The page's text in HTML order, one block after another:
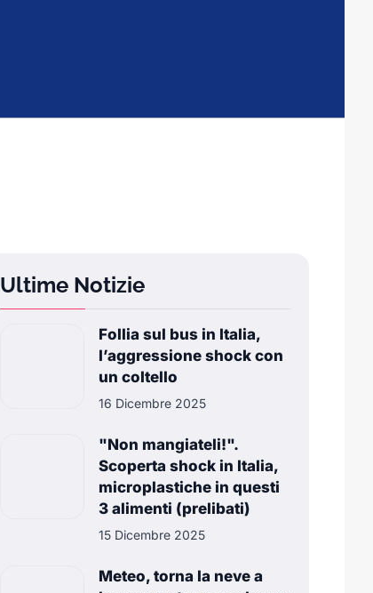
Ultime Notizie
Follia sul bus in Italia,
l’aggressione shock con
un coltello
16 Dicembre 2025
"Non mangiateli!".
Scoperta shock in Italia,
microplastiche in questi
3 alimenti (prelibati)
15 Dicembre 2025
Meteo, torna la neve a